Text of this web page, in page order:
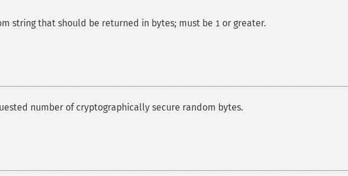
string that should be returned in bytes; must be 1 or greater.
number of cryptographically secure random bytes.